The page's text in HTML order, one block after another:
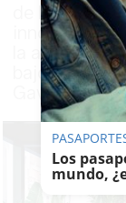
de la
la apertura
bajos del
Gavidia
Los
mundo,